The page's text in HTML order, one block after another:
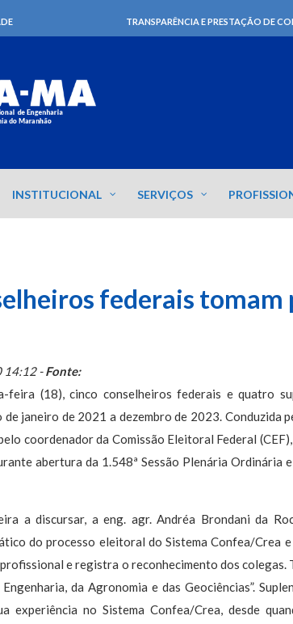
TRANSPARÊNCIA E PRESTAÇÃO DE
INSTITUCIONAL SERVIÇOS
federais tomam
-Fonte:
feira (18), cinco conselheiros federais e quatro
janeiro de 2021 a dezembro de 2023. Conduzida
coordenador da Comissão Eleitoral Federal
abertura da 1.548ª Sessão Plenária Ordinária
a discursar, a eng. agr. Andréa Brondani da
do processo eleitoral do Sistema Confea/Crea
e registra o reconhecimento dos colegas.
da Agronomia e das Geociências”.
experiência no Sistema Confea/Crea, desde